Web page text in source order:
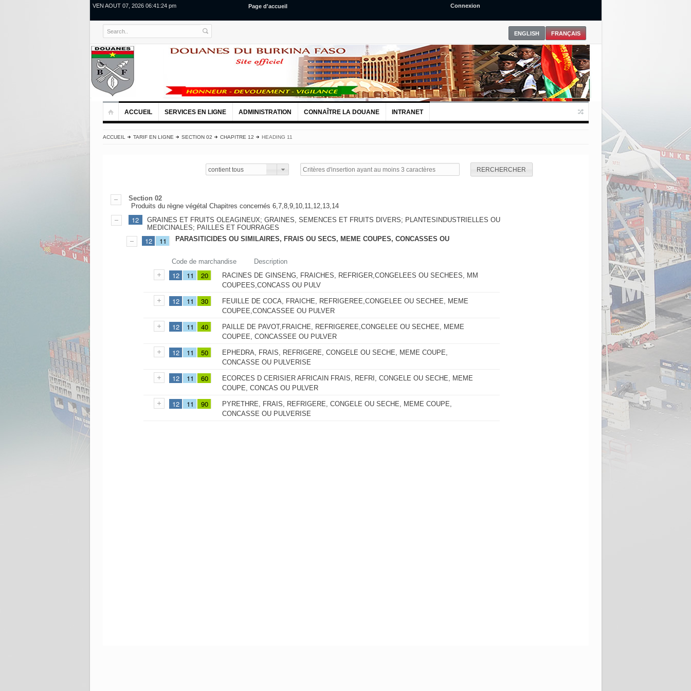
VEN AOUT 07, 2026 06:41:24 pm Page d'accueil Connexion
ACCUEIL SERVICES EN LIGNE ADMINISTRATION CONNAÎTRE LA DOUANE INTRANET
ACCUEIL TARIF EN LIGNE SECTION 02 CHAPITRE 12 HEADING 11
contient tous RERCHERCHER
Section 02
Produits du règne végétal Chapitres concernés 6,7,8,9,10,11,12,13,14
12
GRAINES ET FRUITS OLEAGINEUX; GRAINES, SEMENCES ET FRUITS DIVERS; PLANTESINDUSTRIELLES OU
MEDICINALES; PAILLES ET FOURRAGES
12 11 PARASITICIDES OU SIMILAIRES, FRAIS OU SECS, MEME COUPES, CONCASSES OU
Code de marchandise Description
12 11 20
RACINES DE GINSENG, FRAICHES, REFRIGER,CONGELEES OU SECHEES, MM
COUPEES,CONCASS OU PULV
12 11 30
FEUILLE DE COCA, FRAICHE, REFRIGEREE,CONGELEE OU SECHEE, MEME
COUPEE,CONCASSEE OU PULVER
12 11 40
PAILLE DE PAVOT,FRAICHE, REFRIGEREE,CONGELEE OU SECHEE, MEME
COUPEE, CONCASSEE OU PULVER
12 11 50
EPHEDRA, FRAIS, REFRIGERE, CONGELE OU SECHE, MEME COUPE,
CONCASSE OU PULVERISE
12 11 60
ECORCES D CERISIER AFRICAIN FRAIS, REFRI, CONGELE OU SECHE, MEME
COUPE, CONCAS OU PULVER
12 11 90
PYRETHRE, FRAIS, REFRIGERE, CONGELE OU SECHE, MEME COUPE,
CONCASSE OU PULVERISE